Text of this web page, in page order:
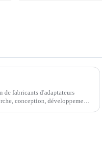
de fabricants d'adaptateurs
conception, développement